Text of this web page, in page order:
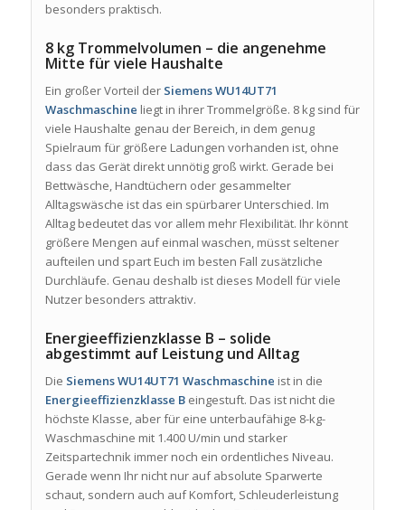
besonders praktisch.
8 kg Trommelvolumen – die angenehme
Mitte für viele Haushalte
Ein großer Vorteil der Siemens WU14UT71
Waschmaschine liegt in ihrer Trommelgröße. 8 kg sind für
viele Haushalte genau der Bereich, in dem genug
Spielraum für größere Ladungen vorhanden ist, ohne
dass das Gerät direkt unnötig groß wirkt. Gerade bei
Bettwäsche, Handtüchern oder gesammelter
Alltagswäsche ist das ein spürbarer Unterschied. Im
Alltag bedeutet das vor allem mehr Flexibilität. Ihr könnt
größere Mengen auf einmal waschen, müsst seltener
aufteilen und spart Euch im besten Fall zusätzliche
Durchläufe. Genau deshalb ist dieses Modell für viele
Nutzer besonders attraktiv.
Energieeffizienzklasse B – solide
abgestimmt auf Leistung und Alltag
Die Siemens WU14UT71 Waschmaschine ist in die
Energieeffizienzklasse Beingestuft. Das ist nicht die
höchste Klasse, aber für eine unterbaufähige 8-kg-
Waschmaschine mit 1.400 U/min und starker
Zeitspartechnik immer noch ein ordentliches Niveau.
Gerade wenn Ihr nicht nur auf absolute Sparwerte
schaut, sondern auch auf Komfort, Schleuderleistung